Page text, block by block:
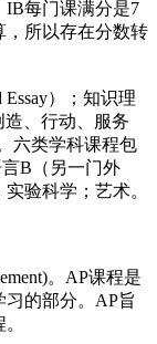
IB每门课满分是7
，所以存在分数转
）；知识理
造、行动、服务
六类学科课程包
B（另一门外
验科学；艺术。
。AP课程是
的部分。AP旨